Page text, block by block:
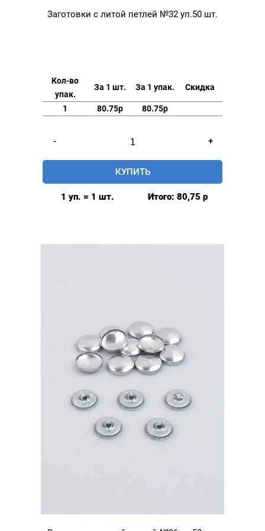
Заготовки с литой петлей №32 уп.50 шт.
Кол-во
упак.
За 1 шт. За 1 упак. Скидка
1 80.75р 80.75р
-
товара
Заготовки
+
КУПИТЬ
1 уп. = 1 шт. Итого: 80,75 р